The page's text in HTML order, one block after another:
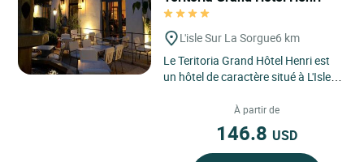
L'isle Sur La Sorgue6 km
Le Teritoria Grand Hôtel Henri est
un hôtel de caractère situé à L'Isle-
Provence-Alpes-Côte...
À partir de
146.8 USD